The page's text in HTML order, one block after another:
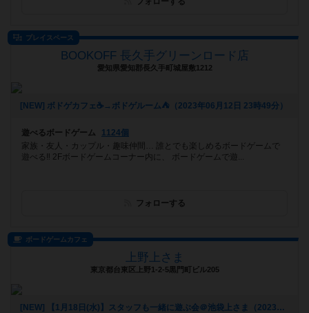
プレイスペース
BOOKOFF 長久手グリーンロード店
愛知県愛知郡長久手町城屋敷1212
[NEW] ボドゲカフェ☕️→ボドゲルーム⛺️（2023年06月12日 23時49分）
遊べるボードゲーム
1124個
家族・友人・カップル・趣味仲間… 誰とでも楽しめるボードゲームで
遊べる‼️ 2Fボードゲームコーナー内に、 ボードゲームで遊...
フォローする
ボードゲームカフェ
上野上さま
東京都台東区上野1-2-5黒門町ビル205
[NEW] 【1月18日(水)】スタッフも一緒に遊ぶ会＠池袋上さま（2023年01月09日 23時09分）